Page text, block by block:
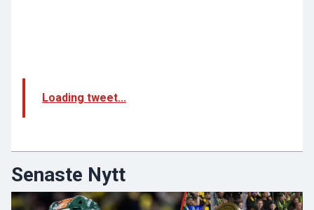
Loading tweet...
Senaste Nytt